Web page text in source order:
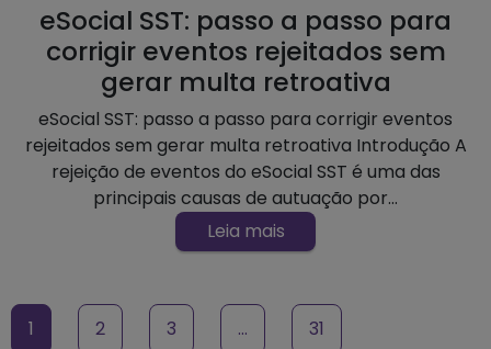
eSocial SST: passo a passo para
corrigir eventos rejeitados sem
gerar multa retroativa
eSocial SST: passo a passo para corrigir eventos
rejeitados sem gerar multa retroativa Introdução A
rejeição de eventos do eSocial SST é uma das
principais causas de autuação por...
Leia mais
1 2 3 … 31